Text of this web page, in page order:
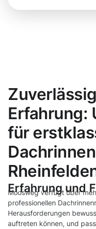
Erfahrung:
für
Erfahrung und
Moosweg verfügt über
professionellen
Herausforderungen
auftreten können, und